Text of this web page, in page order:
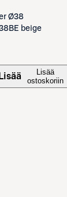
Ø38
beige
Lisää
Lisää
ostoskoriin